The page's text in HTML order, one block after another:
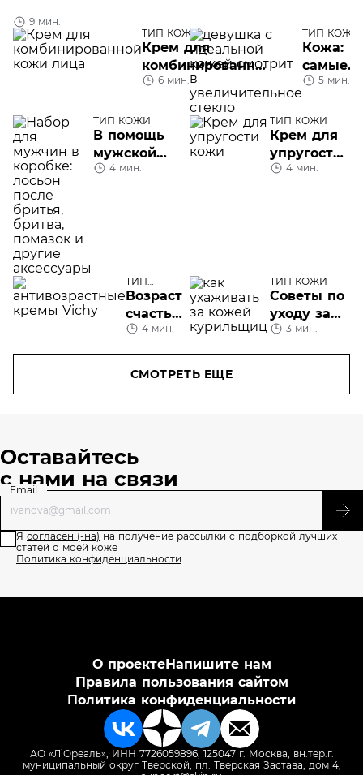
9 мин.
ТИП КОЖИ
Крем для
комбинированной
кожи
6 мин.
ТИП КОЖИ
Кожа:
самые
5 мин.
ТИП КОЖИ
В помощь
мужской
коже:
4 мин.
ТИП КОЖИ
Крем для
упругости
кожи
4 мин.
ТИП
КОЖИ
Возраст
счастья:
кремы
для
4 мин.
ТИП КОЖИ
Советы по
уходу за
кожей для
3 мин.
СМОТРЕТЬ ЕЩЕ
Оставайтесь
с нами на связи
Email
Я согласен (-на) на получение рассылки с подборкой лучших
статей о моей коже
Политика конфиденциальности
О проектеНапишите нам
Правила пользования сайтом
Политика конфиденциальности
АО «Л’Ореаль», ИНН 7726059896, 125047 г. Москва, вн.тер.г.
муниципальный округ Тверской, пл. Тверская Застава, дом 4,